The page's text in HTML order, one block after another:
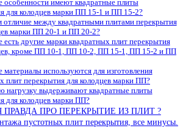
особенности имеют квадратные плиты
для колодцев марки ПП 15-1 и ПП 15-2?
отличие между квадратными плитами перекрытия
марки ПП 20-1 и ПП 20-2?
есть другие марки квадратных плит перекрытия
кроме ПП 10-1, ПП 10-2, ПП 15-1, ПП 15-2 и ПП
материалы используются для изготовления
плит перекрытия для колодцев марки ПП?
нагрузку выдерживают квадратные плиты
для колодцев марки ПП?
ПРАВДА ПРО ПЕРЕКРЫТИЕ ИЗ ПЛИТ ?
пустотных плит перекрытия, все минусы.